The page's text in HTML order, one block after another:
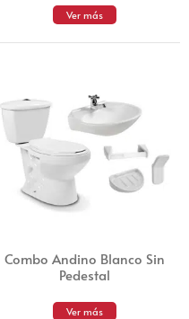
Ver más
Combo Andino Blanco Sin
Pedestal
Ver más